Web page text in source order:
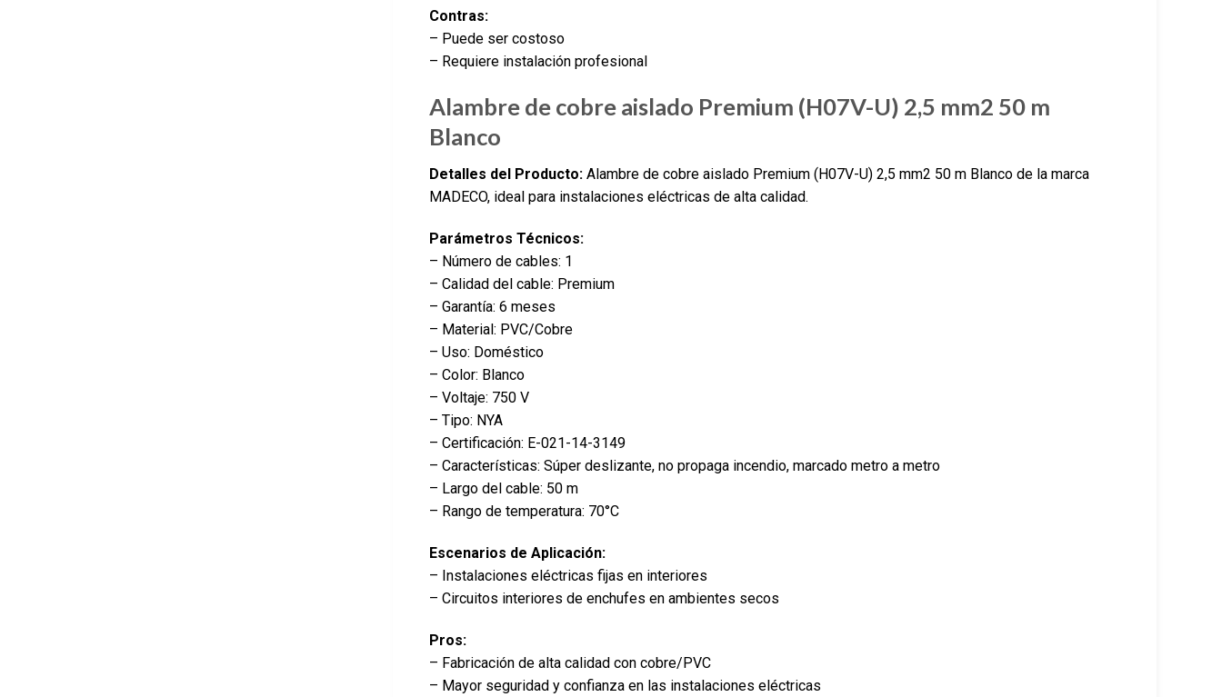
Contras:
– Puede ser costoso
– Requiere instalación profesional
Alambre de cobre aislado Premium (H07V-U) 2,5 mm2 50 m
Blanco
Detalles del Producto: Alambre de cobre aislado Premium (H07V-U) 2,5 mm2 50 m Blanco de la marca
MADECO, ideal para instalaciones eléctricas de alta calidad.
Parámetros Técnicos:
– Número de cables: 1
– Calidad del cable: Premium
– Garantía: 6 meses
– Material: PVC/Cobre
– Uso: Doméstico
– Color: Blanco
– Voltaje: 750 V
– Tipo: NYA
– Certificación: E-021-14-3149
– Características: Súper deslizante, no propaga incendio, marcado metro a metro
– Largo del cable: 50 m
– Rango de temperatura: 70°C
Escenarios de Aplicación:
– Instalaciones eléctricas fijas en interiores
– Circuitos interiores de enchufes en ambientes secos
Pros:
– Fabricación de alta calidad con cobre/PVC
– Mayor seguridad y confianza en las instalaciones eléctricas